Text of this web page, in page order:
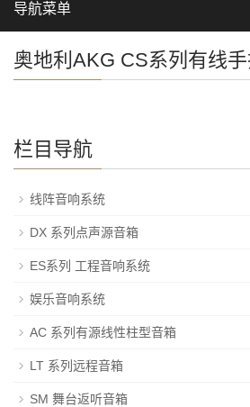
导航菜单
奥地利AKG CS系列有线
栏目导航
线阵音响系统
DX 系列点声源音箱
ES系列 工程音响系统
娱乐音响系统
AC 系列有源线性柱型音箱
LT 系列远程音箱
SM 舞台返听音箱